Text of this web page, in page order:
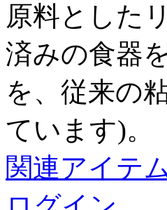
原料とした
済みの食器
を、従来の
ています)。
関連アイテ